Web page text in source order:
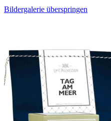
Bildergalerie überspringen